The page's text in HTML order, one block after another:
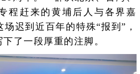
程赶来的黄埔后人与各界嘉
迟到近百年的特殊“报到”，
了一段厚重的注脚。